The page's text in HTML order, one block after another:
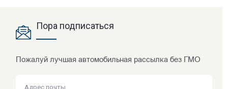
Пора подписаться
Пожалуй лучшая автомобильная рассылка без ГМО